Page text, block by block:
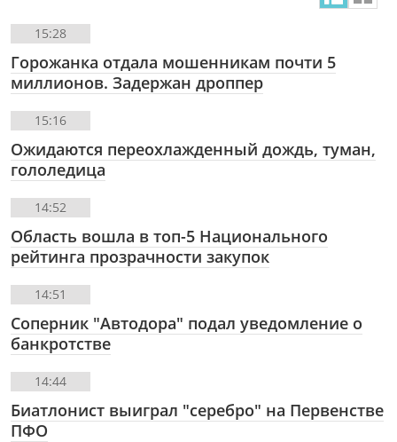
15:28
Горожанка отдала мошенникам почти 5
миллионов. Задержан дроппер
15:16
Ожидаются переохлажденный дождь, туман,
гололедица
14:52
Область вошла в топ-5 Национального
рейтинга прозрачности закупок
14:51
Соперник "Автодора" подал уведомление о
банкротстве
14:44
Биатлонист выиграл "серебро" на Первенстве
ПФО